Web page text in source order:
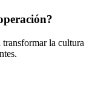
la cultura